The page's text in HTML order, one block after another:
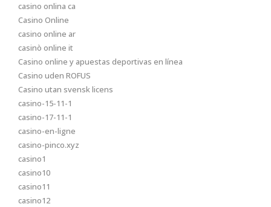
casino onlina ca
Casino Online
casino online ar
casinò online it
Casino online y apuestas deportivas en línea
Casino uden ROFUS
Casino utan svensk licens
casino-15-11-1
casino-17-11-1
casino-en-ligne
casino-pinco.xyz
casino1
casino10
casino11
casino12